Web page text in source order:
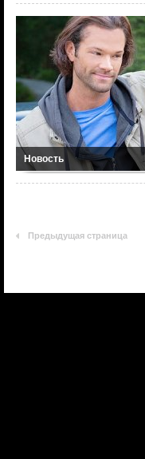
Новость
Предыдущая страница